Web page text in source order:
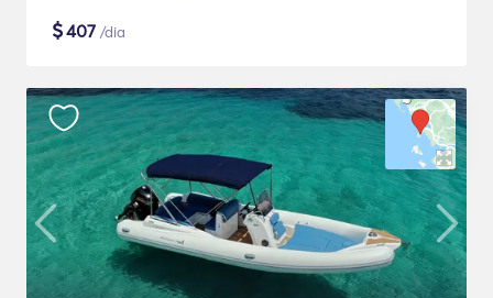
$407 /dia